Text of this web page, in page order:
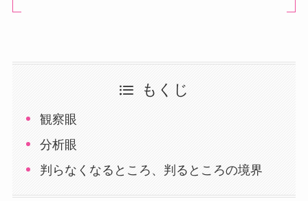
もくじ
観察眼
分析眼
判らなくなるところ、判るところの境界